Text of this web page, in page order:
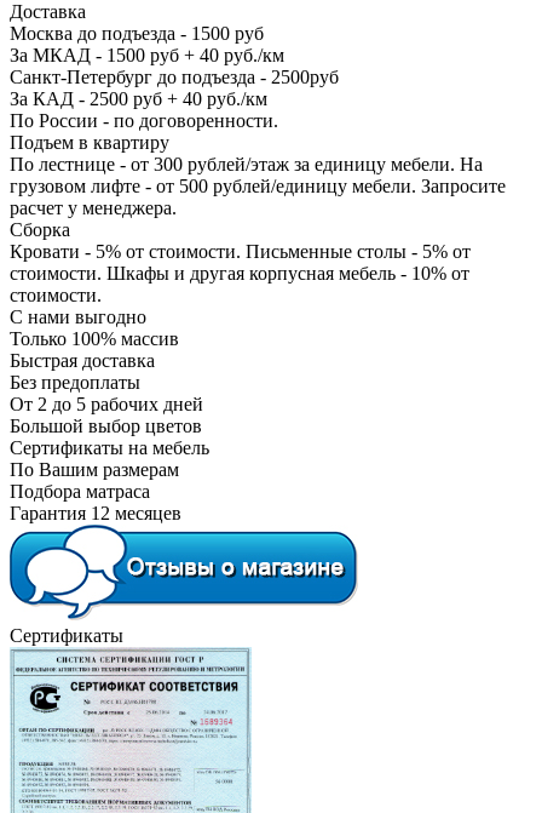
Доставка
Москва до подъезда - 1500 руб
За МКАД - 1500 руб + 40 руб./км
Санкт-Петербург до подъезда - 2500руб
За КАД - 2500 руб + 40 руб./км
По России - по договоренности.
Подъем в квартиру
По лестнице - от 300 рублей/этаж за единицу мебели. На
грузовом лифте - от 500 рублей/единицу мебели. Запросите
расчет у менеджера.
Сборка
Кровати - 5% от стоимости. Письменные столы - 5% от
стоимости. Шкафы и другая корпусная мебель - 10% от
стоимости.
С нами выгодно
Только 100% массив
Быстрая доставка
Без предоплаты
От 2 до 5 рабочих дней
Большой выбор цветов
Сертификаты на мебель
По Вашим размерам
Подбора матраса
Гарантия 12 месяцев
Сертификаты